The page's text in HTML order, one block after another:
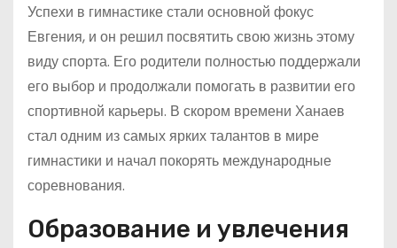
Успехи в гимнастике стали основной фокус
Евгения, и он решил посвятить свою жизнь этому
виду спорта. Его родители полностью поддержали
его выбор и продолжали помогать в развитии его
спортивной карьеры. В скором времени Ханаев
стал одним из самых ярких талантов в мире
гимнастики и начал покорять международные
соревнования.
Образование и увлечения